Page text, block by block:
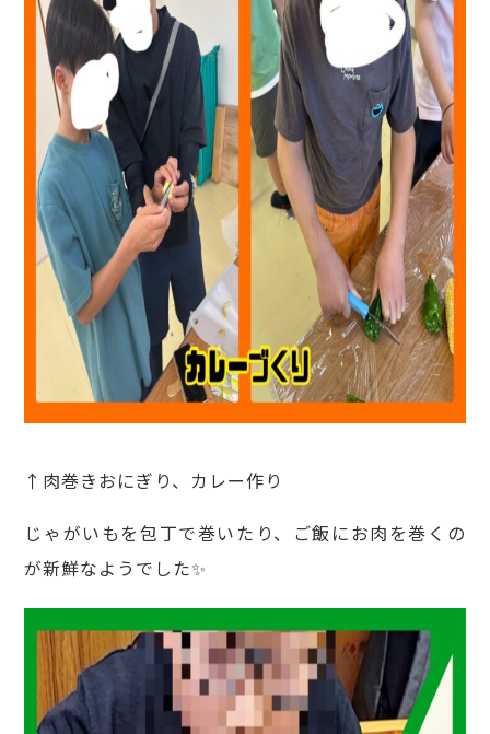
↑肉巻きおにぎり、カレー作り
じゃがいもを包丁で巻いたり、ご飯にお肉を巻くの
が新鮮なようでした✨